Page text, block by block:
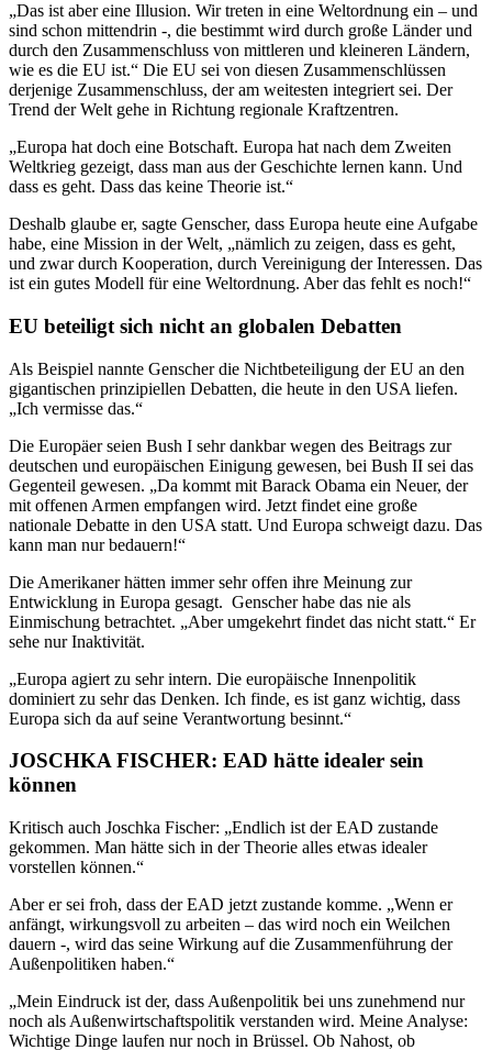
„Das ist aber eine Illusion. Wir treten in eine Weltordnung ein – und
sind schon mittendrin -, die bestimmt wird durch große Länder und
durch den Zusammenschluss von mittleren und kleineren Ländern,
wie es die EU ist.“ Die EU sei von diesen Zusammenschlüssen
derjenige Zusammenschluss, der am weitesten integriert sei. Der
Trend der Welt gehe in Richtung regionale Kraftzentren.
„Europa hat doch eine Botschaft. Europa hat nach dem Zweiten
Weltkrieg gezeigt, dass man aus der Geschichte lernen kann. Und
dass es geht. Dass das keine Theorie ist.“
Deshalb glaube er, sagte Genscher, dass Europa heute eine Aufgabe
habe, eine Mission in der Welt, „nämlich zu zeigen, dass es geht,
und zwar durch Kooperation, durch Vereinigung der Interessen. Das
ist ein gutes Modell für eine Weltordnung. Aber das fehlt es noch!“
EU beteiligt sich nicht an globalen Debatten
Als Beispiel nannte Genscher die Nichtbeteiligung der EU an den
gigantischen prinzipiellen Debatten, die heute in den USA liefen.
„Ich vermisse das.“
Die Europäer seien Bush I sehr dankbar wegen des Beitrags zur
deutschen und europäischen Einigung gewesen, bei Bush II sei das
Gegenteil gewesen. „Da kommt mit Barack Obama ein Neuer, der
mit offenen Armen empfangen wird. Jetzt findet eine große
nationale Debatte in den USA statt. Und Europa schweigt dazu. Das
kann man nur bedauern!“
Die Amerikaner hätten immer sehr offen ihre Meinung zur
Entwicklung in Europa gesagt. Genscher habe das nie als
Einmischung betrachtet. „Aber umgekehrt findet das nicht statt.“ Er
sehe nur Inaktivität.
„Europa agiert zu sehr intern. Die europäische Innenpolitik
dominiert zu sehr das Denken. Ich finde, es ist ganz wichtig, dass
Europa sich da auf seine Verantwortung besinnt.“
JOSCHKA FISCHER: EAD hätte idealer sein
können
Kritisch auch Joschka Fischer: „Endlich ist der EAD zustande
gekommen. Man hätte sich in der Theorie alles etwas idealer
vorstellen können.“
Aber er sei froh, dass der EAD jetzt zustande komme. „Wenn er
anfängt, wirkungsvoll zu arbeiten – das wird noch ein Weilchen
dauern -, wird das seine Wirkung auf die Zusammenführung der
Außenpolitiken haben.“
„Mein Eindruck ist der, dass Außenpolitik bei uns zunehmend nur
noch als Außenwirtschaftspolitik verstanden wird. Meine Analyse:
Wichtige Dinge laufen nur noch in Brüssel. Ob Nahost, ob